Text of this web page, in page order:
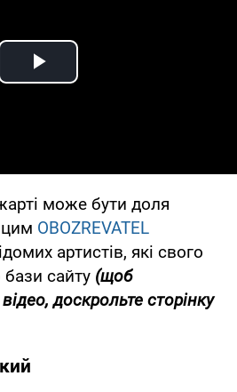
Play Video
може бути доля
цим OBOZREVATEL
артистів, які свого
сайту (щоб
доскрольте сторінку